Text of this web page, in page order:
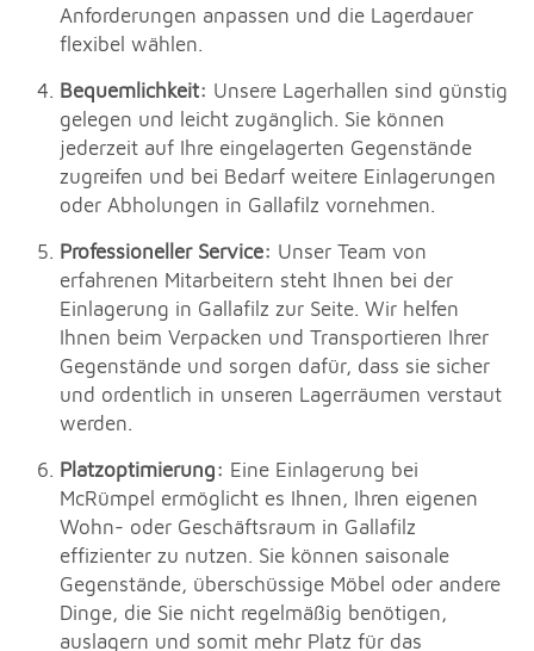
Anforderungen anpassen und die Lagerdauer
flexibel wählen.
Bequemlichkeit: Unsere Lagerhallen sind günstig
gelegen und leicht zugänglich. Sie können
jederzeit auf Ihre eingelagerten Gegenstände
zugreifen und bei Bedarf weitere Einlagerungen
oder Abholungen in Gallafilz vornehmen.
Professioneller Service: Unser Team von
erfahrenen Mitarbeitern steht Ihnen bei der
Einlagerung in Gallafilz zur Seite. Wir helfen
Ihnen beim Verpacken und Transportieren Ihrer
Gegenstände und sorgen dafür, dass sie sicher
und ordentlich in unseren Lagerräumen verstaut
werden.
Platzoptimierung: Eine Einlagerung bei
McRümpel ermöglicht es Ihnen, Ihren eigenen
Wohn- oder Geschäftsraum in Gallafilz
effizienter zu nutzen. Sie können saisonale
Gegenstände, überschüssige Möbel oder andere
Dinge, die Sie nicht regelmäßig benötigen,
auslagern und somit mehr Platz für das